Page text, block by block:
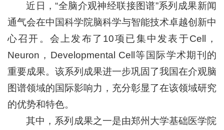
近日，“全脑介观神经联接图谱”系列成果新闻
通气会在中国科学院脑科学与智能技术卓越创新中
心召开。会上发布了10项已集中发表于Cell，
Neuron，Developmental Cell等国际学术期刊的
重要成果。该系列成果进一步巩固了我国在介观脑
图谱领域的国际影响力，充分彰显了在该领域研究
的优势和特色。
其中，系列成果之一是由郑州大学基础医学院